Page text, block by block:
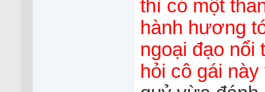
thì có một
hành hương
ngoại đạo nổi
hỏi cô gái